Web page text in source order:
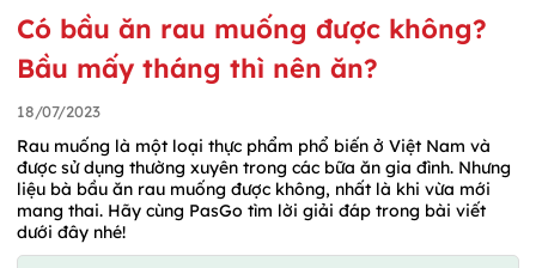
Có bầu ăn rau muống được không?
Bầu mấy tháng thì nên ăn?
18/07/2023
Rau muống là một loại thực phẩm phổ biến ở Việt Nam và
được sử dụng thường xuyên trong các bữa ăn gia đình. Nhưng
liệu bà bầu ăn rau muống được không, nhất là khi vừa mới
mang thai. Hãy cùng PasGo tìm lời giải đáp trong bài viết
dưới đây nhé!